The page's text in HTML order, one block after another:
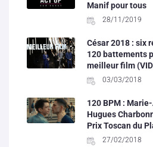
Manif pour tous
28/11/2019
César 2018 : six
120 battements
meilleur film
03/03/2018
120 BPM :
Hugues
Prix Toscan du
27/02/2018